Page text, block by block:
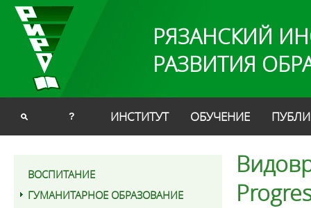
РЯЗАНСКИЙ
РАЗВИТИЯ
? ИНСТИТУТ ОБУЧЕНИЕ
ВОСПИТАНИЕ
ГУМАНИТАРНОЕ ОБРАЗОВАНИЕ